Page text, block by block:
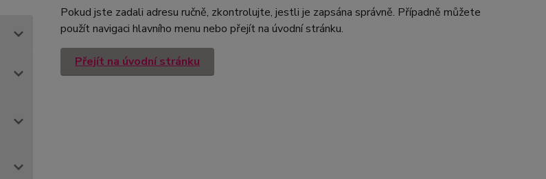
Pokud jste zadali adresu ručně, zkontrolujte, jestli je zapsána správně. Případně můžete
použít navigaci hlavního menu nebo přejít na úvodní stránku.
Přejít na úvodní stránku